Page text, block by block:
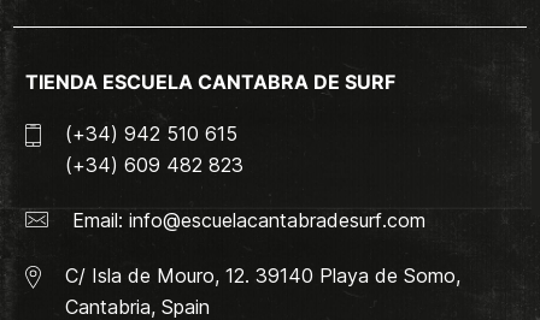
TIENDA ESCUELA CANTABRA DE SURF
(+34) 942 510 615
(+34) 609 482 823
Email: info@escuelacantabradesurf.com
C/ Isla de Mouro, 12. 39140 Playa de Somo,
Cantabria, Spain